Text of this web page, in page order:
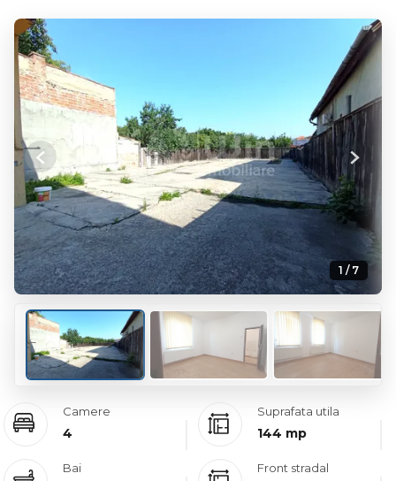
1 / 7
Previous Next
Camere
4
Suprafata utila
144 mp
Bai Front stradal